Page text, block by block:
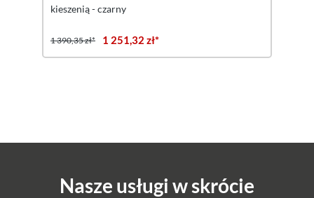
kieszenią - czarny
1 390,35 zł* 1 251,32 zł*
Nasze usługi w skrócie